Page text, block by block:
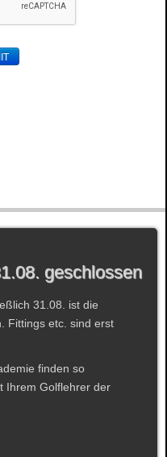
geschlossen
31.08. ist die
Fittings etc. sind erst
finden so
Ihrem Golflehrer der